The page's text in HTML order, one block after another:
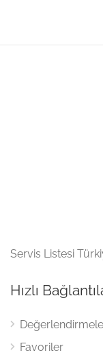
Servis Listesi
Hızlı
Favoriler